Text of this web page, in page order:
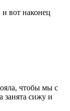
и вот наконец
чтобы мы с
занята сижу и